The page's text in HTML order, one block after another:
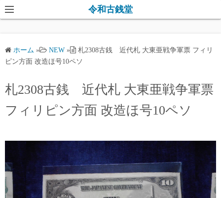
コ
ン
ツ
キ
ッ
令和古銭堂
ホーム » NEW »
札2308古銭 近代札 大東亜戦争軍票 フィリ
ピン方面 改造ほ号10ペソ
札2308古銭 近代札 大東亜戦争軍票
フィリピン方面 改造ほ号10ペソ